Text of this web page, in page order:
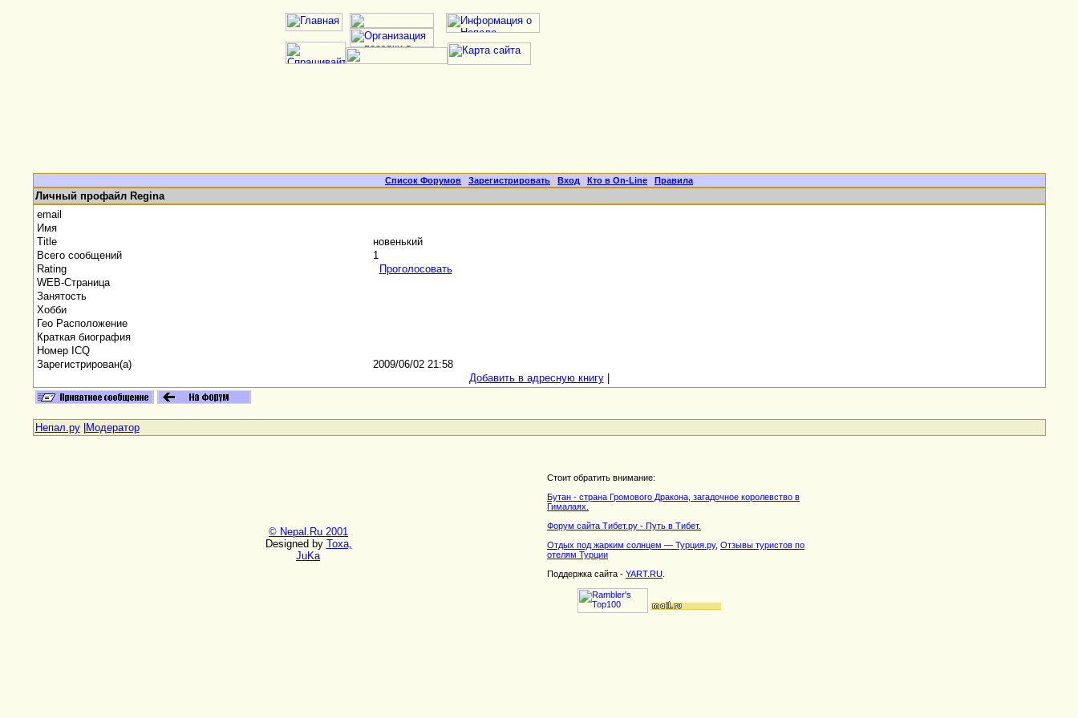
Список Форумов | Зарегистрировать | Вход | Кто в On-Line | Правила
Личный профайл Regina
email
Имя
Title
новенький
Всего сообщений
1
Rating
Проголосовать
WEB-Страница
Занятость
Хобби
Гео Расположение
Краткая биография
Номер ICQ
Зарегистрирован(а)
2009/06/02 21:58
Добавить в адресную книгу|
Непал.ру| Модератор
© Nepal.Ru 2001
Designed by Toxa,
JuKa
Стоит обратить внимание:
Бутан - страна Громового Дракона, загадочное королевство в
Гималаях.
Форум сайта Тибет.ру - Путь в Тибет.
Отдых под жарким солнцем — Турция.ру, Отзывы туристов по
отелям Турции
Поддержка сайта - YART.RU